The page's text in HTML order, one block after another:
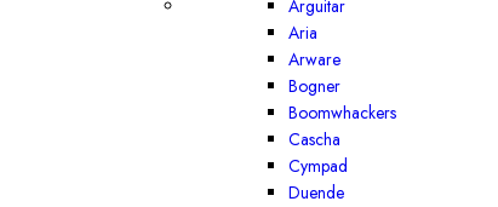
Arguitar
Aria
Arware
Bogner
Boomwhackers
Cascha
Cympad
Duende